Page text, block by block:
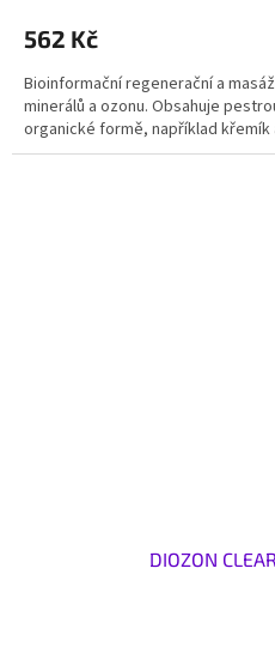
562 Kč
Bioinformační regenerační a
minerálů a ozonu. Obsahuje
organické formě, například křemík
DIOZON